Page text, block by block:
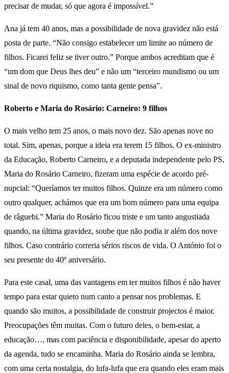
precisar de mudar, só que agora é impossível.”
Ana já tem 40 anos, mas a possibilidade de nova gravidez não está
posta de parte. “Não consigo estabelecer um limite ao número de
filhos. Ficarei feliz se tiver outro.” Porque ambos acreditam que é
“um dom que Deus lhes deu” e não um “terceiro mundismo ou um
sinal de novo riquismo, como tanta gente pensa”.
Roberto e Maria do Rosário: Carneiro: 9 filhos
O mais velho tem 25 anos, o mais novo dez. São apenas nove no
total. Sim, apenas, porque a ideia era terem 15 filhos. O ex-ministro
da Educação, Roberto Carneiro, e a deputada independente pelo PS,
Maria do Rosário Carneiro, fizeram uma espécie de acordo pré-
nupcial: “Queríamos ter muitos filhos. Quinze era um número como
outro qualquer, achámos que era um bom número para uma equipa
de râguebi.” Maria do Rosário ficou triste e um tanto angustiada
quando, na última gravidez, soube que não podia ir além dos nove
filhos. Caso contrário correria sérios riscos de vida. O António foi o
seu presente do 40º aniversário.
Para este casal, uma das vantagens em ter muitos filhos é não haver
tempo para estar quieto num canto a pensar nos problemas. E
quando são muitos, a possibilidade de construir projectos é maior.
Preocupações têm muitas. Com o futuro deles, o bem-estar, a
educação…, mas com paciência e disponibilidade, apesar do aperto
da agenda, tudo se encaminha. Maria do Rosário ainda se lembra,
com uma certa nostalgia, do lufa-lufa que era quando eles eram mais